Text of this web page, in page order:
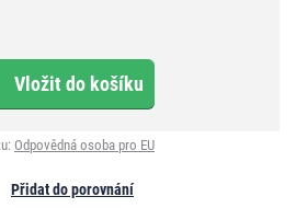
Vložit do košíku
Odpovědná osoba pro EU
Přidat do porovnání